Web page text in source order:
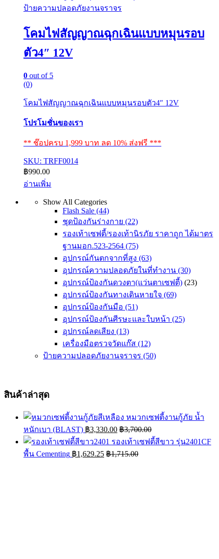
ป้ายความปลอดภัยงานจราจร
โคมไฟสัญญาณฉุกเฉินแบบหมุนรอบ
ตัว4″ 12V
0 out of 5
(0)
โคมไฟสัญญาณฉุกเฉินแบบหมุนรอบตัว4″ 12V
โปรโมชั่นของเรา
** ช๊อปครบ 1,999 บาท ลด 10% ส่งฟรี ***
SKU: TRFF0014
฿990.00
อ่านเพิ่ม
Show All Categories
Flash Sale (44)
ชุดป้องกันร่างกาย (22)
รองเท้าเซฟตี้/รองเท้านิรภัย ราคาถูก ได้มาตร
ฐานมอก.523-2564 (75)
อุปกรณ์กันตกจากที่สูง (63)
อุปกรณ์ความปลอดภัยในที่ทำงาน (30)
อุปกรณ์ป้องกันดวงตา(แว่นตาเซฟตี้) (23)
อุปกรณ์ป้องกันทางเดินหายใจ (69)
อุปกรณ์ป้องกันมือ (51)
อุปกรณ์ป้องกันศีรษะและใบหน้า (25)
อุปกรณ์ลดเสียง (13)
เครื่องมือตรวจวัดแก๊ส (12)
ป้ายความปลอดภัยงานจราจร (50)
สินค้าล่าสุด
หมวกเซฟตี้งานกู้ภัย น้ำ
หนักเบา (BLAST) ฿3,330.00 ฿3,700.00
รองเท้าเซฟตี้สีขาว รุ่น2401CF
พื้น Cementing ฿1,629.25 ฿1,715.00